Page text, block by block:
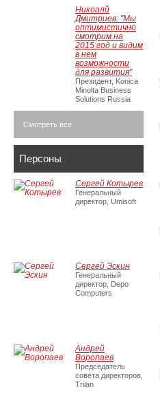
Никоалй
Дмитриев: "Мы
оптимистично
смотрим на
2015 год и видим
в нем
возможности
для развития"
Президент, Konica
Minolta Business
Solutions Russia
Смотреть все
Персоны
Сергей Котырев
Генеральный
директор, Umisoft
Сергей Эскин
Генеральный
директор, Depo
Computers
Андрей
Воропаев
Председатель
совета директоров,
Trilan